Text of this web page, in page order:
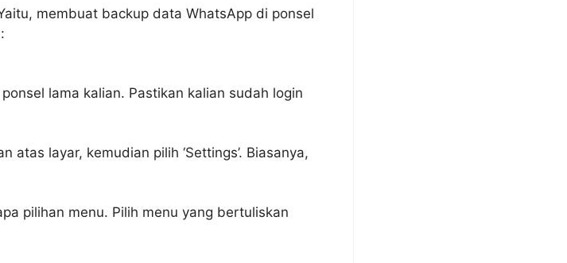
membuat backup data WhatsApp di ponsel
lama kalian. Pastikan kalian sudah login
atas layar, kemudian pilih ‘Settings’. Biasanya,
pilihan menu. Pilih menu yang bertuliskan